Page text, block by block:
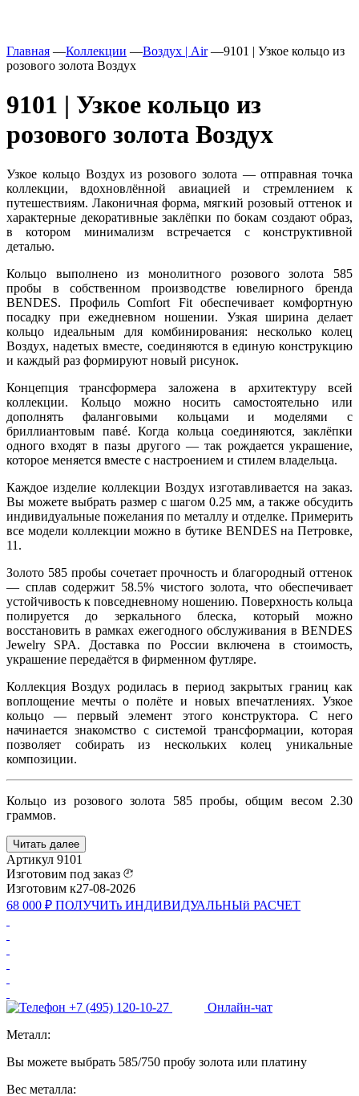
Главная —Коллекции —Воздух | Air —9101 | Узкое кольцо из
розового золота Воздух
9101 | Узкое кольцо из
розового золота Воздух
Узкое кольцо Воздух из розового золота — отправная точка
коллекции, вдохновлённой авиацией и стремлением к
путешествиям. Лаконичная форма, мягкий розовый оттенок и
характерные декоративные заклёпки по бокам создают образ,
в котором минимализм встречается с конструктивной
деталью.
Кольцо выполнено из монолитного розового золота 585
пробы в собственном производстве ювелирного бренда
BENDES. Профиль Comfort Fit обеспечивает комфортную
посадку при ежедневном ношении. Узкая ширина делает
кольцо идеальным для комбинирования: несколько колец
Воздух, надетых вместе, соединяются в единую конструкцию
и каждый раз формируют новый рисунок.
Концепция трансформера заложена в архитектуру всей
коллекции. Кольцо можно носить самостоятельно или
дополнять фалангoвыми кольцами и моделями с
бриллиантовым павé. Когда кольца соединяются, заклёпки
одного входят в пазы другого — так рождается украшение,
которое меняется вместе с настроением и стилем владельца.
Каждое изделие коллекции Воздух изготавливается на заказ.
Вы можете выбрать размер с шагом 0.25 мм, а также обсудить
индивидуальные пожелания по металлу и отделке. Примерить
все модели коллекции можно в бутике BENDES на Петровке,
11.
Золото 585 пробы сочетает прочность и благородный оттенок
— сплав содержит 58.5% чистого золота, что обеспечивает
устойчивость к повседневному ношению. Поверхность кольца
полируется до зеркального блеска, который можно
восстановить в рамках ежегодного обслуживания в BENDES
Jewelry SPA. Доставка по России включена в стоимость,
украшение передаётся в фирменном футляре.
Коллекция Воздух родилась в период закрытых границ как
воплощение мечты о полёте и новых впечатлениях. Узкое
кольцо — первый элемент этого конструктора. С него
начинается знакомство с системой трансформации, которая
позволяет собирать из нескольких колец уникальные
композиции.
Кольцо из розового золота 585 пробы, общим весом 2.30
граммов.
Читать далее
Артикул 9101
Изготовим под заказ
Изготовим к27-08-2026
68 000 ₽ ПОЛУЧИТь ИНДИВИДУАЛЬНЫй РАСЧЕТ
+7 (495) 120-10-27
Онлайн-чат
Металл:
Вы можете выбрать 585/750 пробу золота или платину
Вес металла: